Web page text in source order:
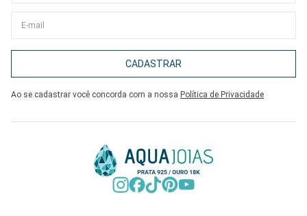
CADASTRAR
Ao se cadastrar você concorda com a nossa Política de Privacidade